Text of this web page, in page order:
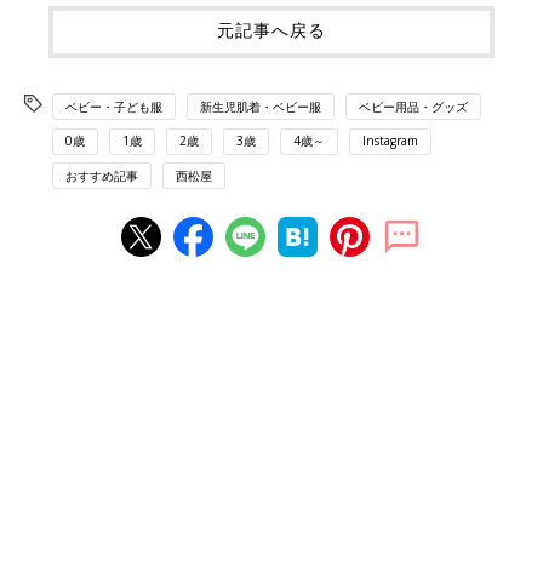
元記事へ戻る
ベビー・子ども服 新生児肌着・ベビー服 ベビー用品・グッズ
0歳 1歳 2歳 3歳 4歳～ Instagram
おすすめ記事 西松屋